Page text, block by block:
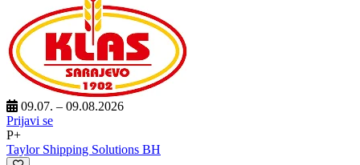
09.07. – 09.08.2026
Prijavi se
P+
Taylor Shipping Solutions BH